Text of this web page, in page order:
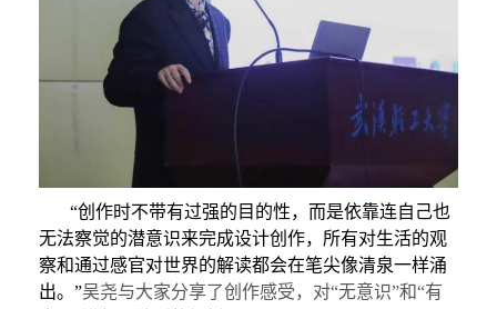
“创作时不带有过强的目的性，而是依靠连自己也
无法察觉的潜意识来完成设计创作，所有对生活的观
察和通过感官对世界的解读都会在笔尖像清泉一样涌
出。”吴尧与大家分享了创作感受，对“无意识”和“有